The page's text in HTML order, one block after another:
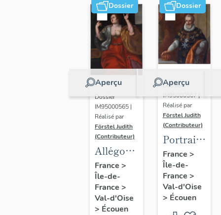
Dossier
Aperçu
Dossier
IM95000565 |
Réalisé par
Förstel Judith
(Contributeur)
Allégories
du
Toucher
et de la
Vue.
France >
Île-de-
France >
Val-d'Oise
> Écouen
Dossier
Aperçu
Dossier
IM95000567 |
Réalisé par
Förstel Judith
(Contributeur)
Portrait
du roi
Henri IV
France >
Île-de-
France >
Val-d'Oise
> Écouen